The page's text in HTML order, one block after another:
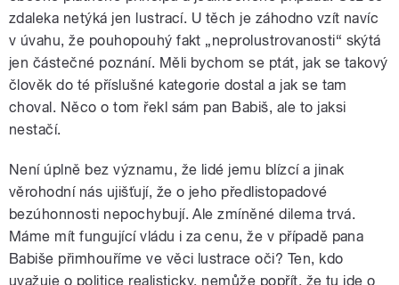
zdaleka netýká jen lustrací. U těch je záhodno vzít navíc
v úvahu, že pouhopouhý fakt „neprolustrovanosti“ skýtá
jen částečné poznání. Měli bychom se ptát, jak se takový
člověk do té příslušné kategorie dostal a jak se tam
choval. Něco o tom řekl sám pan Babiš, ale to jaksi
nestačí.
Není úplně bez významu, že lidé jemu blízcí a jinak
věrohodní nás ujišťují, že o jeho předlistopadové
bezúhonnosti nepochybují. Ale zmíněné dilema trvá.
Máme mít fungující vládu i za cenu, že v případě pana
Babiše přimhouříme ve věci lustrace oči? Ten, kdo
uvažuje o politice realisticky, nemůže popřít, že tu jde o